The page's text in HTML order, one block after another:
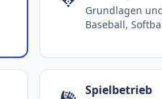
Grundlagen
Baseball,
Spielbetrieb